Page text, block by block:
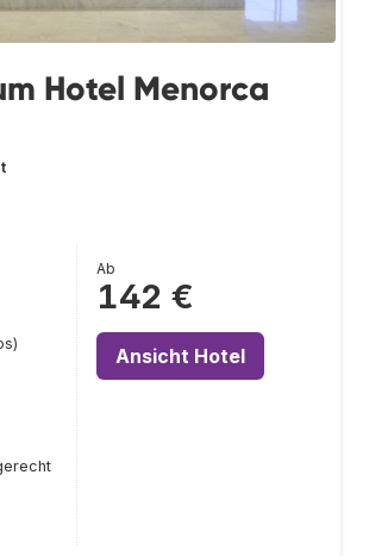
Hotel Menorca
Ab
142 €
Ansicht Hotel